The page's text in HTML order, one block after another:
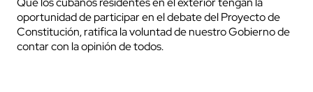
oportunidad de participar en el debate del Proyecto de
Constitución, ratifica la voluntad de nuestro Gobierno de
contar con la opinión de todos.